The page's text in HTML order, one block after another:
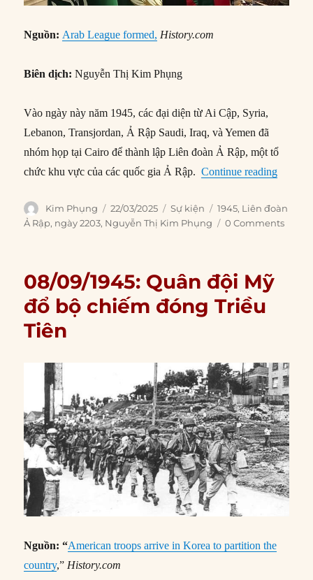
Nguồn: Arab League formed, History.com
Biên dịch:Nguyễn Thị Kim Phụng
Vào ngày này năm 1945, các đại diện từ Ai Cập, Syria,
Lebanon, Transjordan, Ả Rập Saudi, Iraq, và Yemen đã
nhóm họp tại Cairo để thành lập Liên đoàn Ả Rập, một tổ
chức khu vực của các quốc gia Ả Rập. Continue reading“22/
Author
Kim Phụng
Posted
on
22/03/2025 Categories
Sự kiện Tags
1945, Liên đoàn
Ả Rập, ngày 2203, Nguyễn Thị Kim Phụng 0 Comments
08/09/1945: Quân đội Mỹ
đổ bộ chiếm đóng Triều
Tiên
Nguồn: “American troops arrive in Korea to partition the
country,”History.com